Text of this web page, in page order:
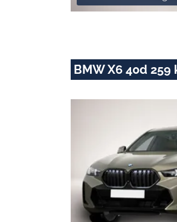
BMW X6 40d 259